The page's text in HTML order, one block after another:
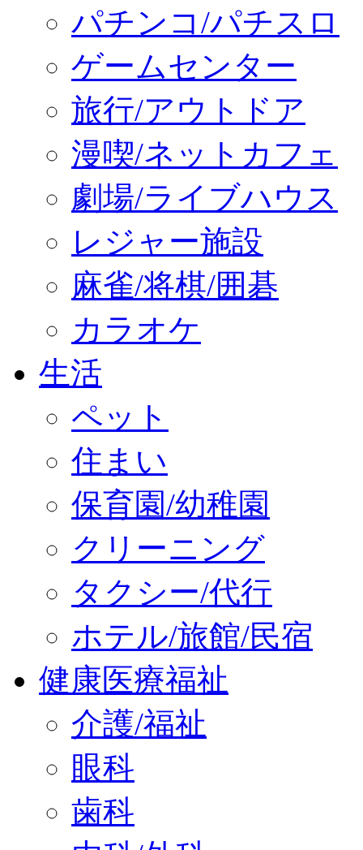
パチンコ/パチスロ
ゲームセンター
旅行/アウトドア
漫喫/ネットカフェ
劇場/ライブハウス
レジャー施設
麻雀/将棋/囲碁
カラオケ
生活
ペット
住まい
保育園/幼稚園
クリーニング
タクシー/代行
ホテル/旅館/民宿
健康医療福祉
介護/福祉
眼科
歯科